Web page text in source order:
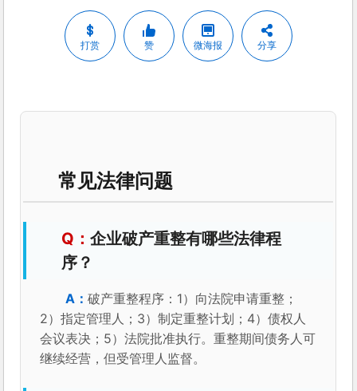
打赏 赞 微海报 分享
常见法律问题
企业破产重整有哪些法律程
序？
破产重整程序：1）向法院申请重整；
2）指定管理人；3）制定重整计划；4）债权人
会议表决；5）法院批准执行。重整期间债务人可
继续经营，但受管理人监督。